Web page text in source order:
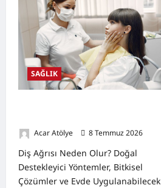
Olur?
Belirtileri,
Doğal
Destekleyici
Yöntemler
SAĞLIK
Acar Atölye
8 Temmuz 2026
Diş Ağrısı Neden Olur? Doğal
Destekleyici Yöntemler, Bitkisel
Çözümler ve Evde Uygulanabilecek